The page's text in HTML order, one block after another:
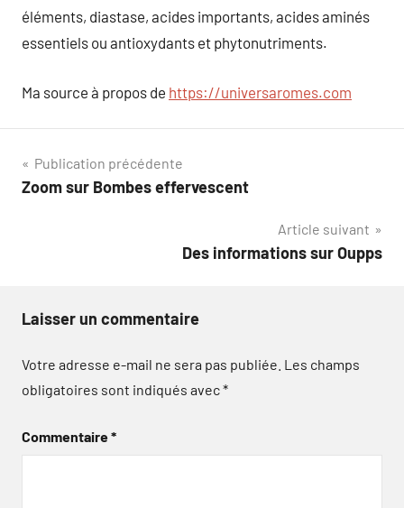
éléments, diastase, acides importants, acides aminés
essentiels ou antioxydants et phytonutriments.
Ma source à propos de https://universaromes.com
Navigation
de
Publication précédente
Zoom sur Bombes effervescent
Article suivant
Des informations sur Oupps
Laisser un commentaire
Votre adresse e-mail ne sera pas publiée. Les champs
obligatoires sont indiqués avec*
Commentaire*